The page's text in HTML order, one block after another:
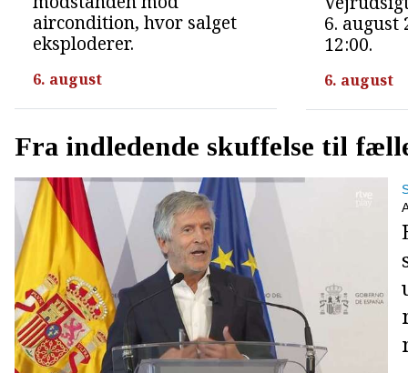
aircondition, hvor salget
eksploderer.
6. august
6. august
12:00.
6. august
Fra indledende skuffelse til